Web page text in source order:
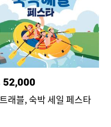
52,000
래블, 숙박 세일 페스타